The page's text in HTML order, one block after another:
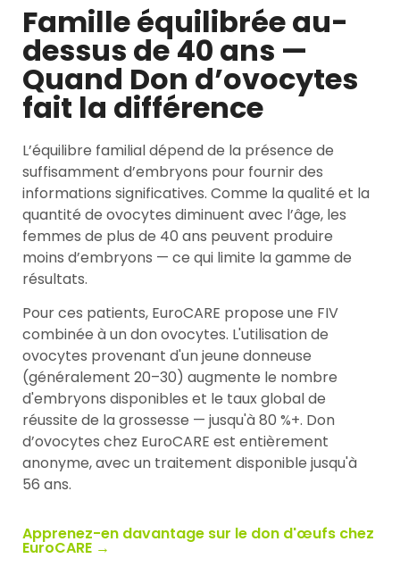
Famille équilibrée au-
dessus de 40 ans —
Quand Don d’ovocytes
fait la différence
L’équilibre familial dépend de la présence de
suffisamment d’embryons pour fournir des
informations significatives. Comme la qualité et la
quantité de ovocytes diminuent avec l’âge, les
femmes de plus de 40 ans peuvent produire
moins d’embryons — ce qui limite la gamme de
résultats.
Pour ces patients, EuroCARE propose une FIV
combinée à un don ovocytes. L'utilisation de
ovocytes provenant d'un jeune donneuse
(généralement 20–30) augmente le nombre
d'embryons disponibles et le taux global de
réussite de la grossesse — jusqu'à 80 %+. Don
d’ovocytes chez EuroCARE est entièrement
anonyme, avec un traitement disponible jusqu'à
56 ans.
Apprenez-en davantage sur le don d'œufs chez
EuroCARE →